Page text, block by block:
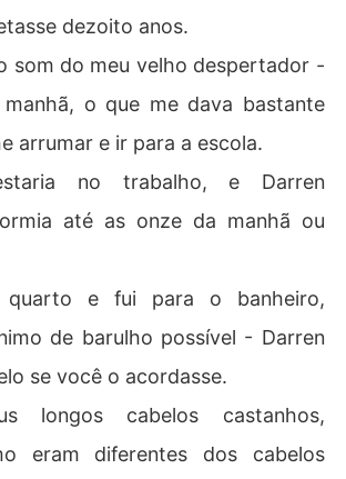
dezoito anos.
som do meu velho despertador -
o que me dava bastante
arrumar e ir para a escola.
no trabalho, e Darren
até as onze da manhã ou
e fui para o banheiro,
de barulho possível - Darren
se você o acordasse.
longos cabelos castanhos,
eram diferentes dos cabelos